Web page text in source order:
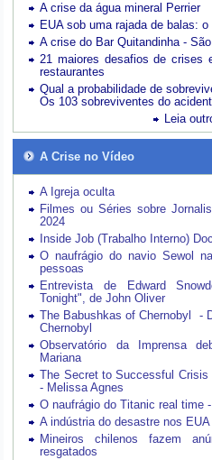
A crise da água mineral Perrier
EUA sob uma rajada de balas:
A crise do Bar Quitandinha -
21 maiores desafios de crises
restaurantes
Qual a probabilidade de
Os 103 sobreviventes do
Leia
A Crise no Vídeo
A Igreja oculta
Filmes ou Séries sobre
2024
Inside Job (Trabalho Interno)
O naufrágio do navio Sewol
pessoas
Entrevista de Edward
Tonight", de John Oliver
The Babushkas of Chernobyl -
Chernobyl
Observatório da Imprensa
Mariana
The Secret to Successful
- Melissa Agnes
O naufrágio do Titanic real time
A indústria do desastre nos
Mineiros chilenos fazem
resgatados